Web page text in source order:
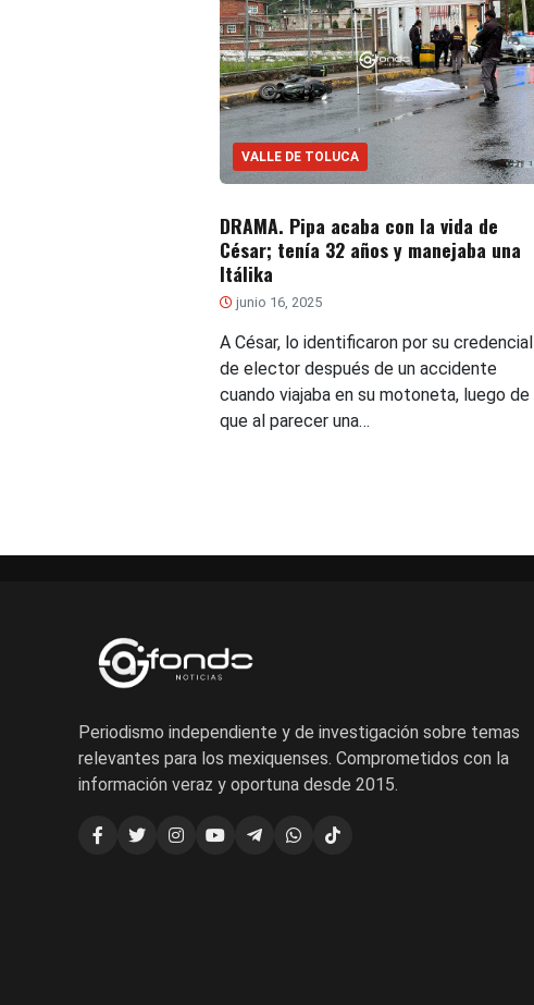
VALLE DE TOLUCA
DRAMA. Pipa acaba con la vida de
César; tenía 32 años y manejaba una
Itálika
junio 16, 2025
A César, lo identificaron por su credencial
de elector después de un accidente
cuando viajaba en su motoneta, luego de
que al parecer una…
Periodismo independiente y de investigación sobre temas
relevantes para los mexiquenses. Comprometidos con la
información veraz y oportuna desde 2015.